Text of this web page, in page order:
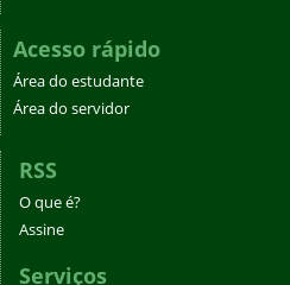
Acesso rápido
Área do estudante
Área do servidor
RSS
O que é?
Assine
Serviços